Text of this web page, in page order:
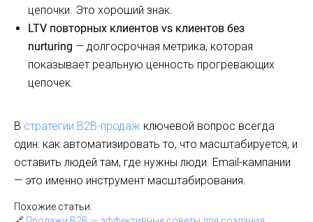
цепочки. Это хороший знак.
LTV повторных клиентов vs клиентов без
nurturing — долгосрочная метрика, которая
показывает реальную ценность прогревающих
цепочек.
В стратегии B2B-продаж ключевой вопрос всегда
один: как автоматизировать то, что масштабируется, и
оставить людей там, где нужны люди. Email-кампании
— это именно инструмент масштабирования.
Похожие статьи: